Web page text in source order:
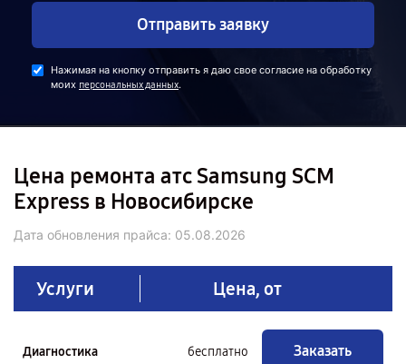
Отправить заявку
Нажимая на кнопку отправить я даю свое согласие на обработку
моих персональных данных.
Цена ремонта атс Samsung SCM
Express в Новосибирске
Дата обновления прайса: 05.08.2026
Услуги Цена, от
Диагностика бесплатно Заказать